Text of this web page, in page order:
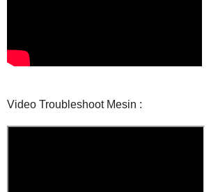
Video Troubleshoot Mesin :